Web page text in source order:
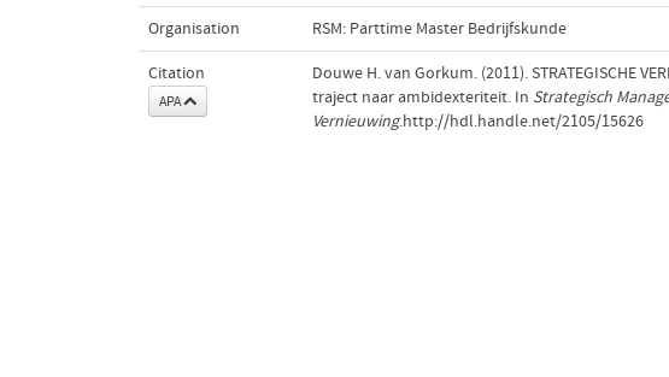
Organisation RSM: Parttime Master Bedrijfskunde
Citation
APA
Douwe H. van Gorkum. (2011). STRATEGISCHE
traject naar ambidexteriteit. In Strategisch
Vernieuwing.http://hdl.handle.net/2105/15626